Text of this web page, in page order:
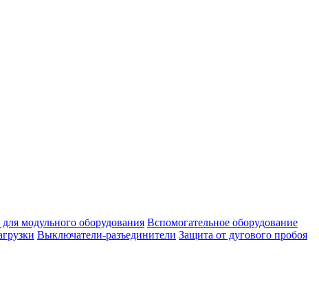
модульного оборудования Вспомогательное оборудование
Выключатели-разъединители Защита от дугового пробоя